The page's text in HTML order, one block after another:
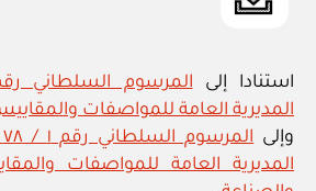
استنادا إلى
المديرية العامة للمواصفات
وإلى
المديرية العامة للمواصفات